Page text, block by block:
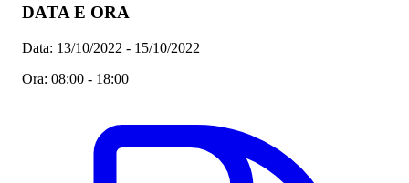
DATA E ORA
Data: 13/10/2022 - 15/10/2022
Ora: 08:00 - 18:00